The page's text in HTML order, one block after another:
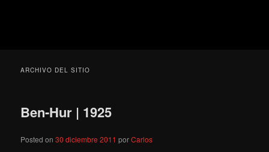
ARCHIVO DEL SITIO
Ben-Hur | 1925
Posted on30 diciembre 2011 porCarlos